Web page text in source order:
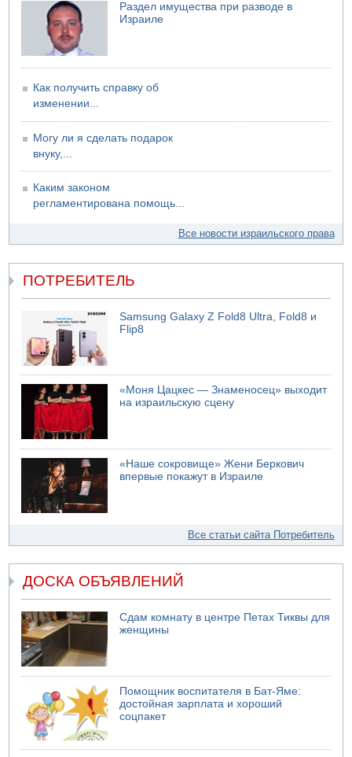
Раздел имущества при разводе в
Израиле
Как получить справку об
изменении...
Могу ли я сделать подарок
внуку,...
Каким законом
регламентирована помощь...
Все новости израильского права
ПОТРЕБИТЕЛЬ
Samsung Galaxy Z Fold8 Ultra, Fold8 и
Flip8
«Моня Цацкес — Знаменосец» выходит
на израильскую сцену
«Наше сокровище» Жени Беркович
впервые покажут в Израиле
Все статьи сайта Потребитель
ДОСКА ОБЪЯВЛЕНИЙ
Сдам комнату в центре Петах Тиквы для
женщины
Помощник воспитателя в Бат-Яме:
достойная зарплата и хороший
соцпакет